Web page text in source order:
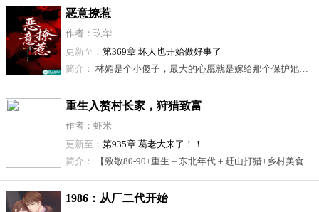
恶意撩惹
作者：玖华
更新至： 第369章 坏人也开始做好事了
简介： 林媚是个小傻子，最大的心愿就是嫁给那个保护她三年的哥哥，后来，小傻子开了智，却是躺在他弟弟的床上……席肆的人生里，哥哥席沉大于一切，只因很小的时候，席沉送给他一颗心脏，此后余生里，哥哥想要的，他都会亲手摘下。 直到大婚，席肆开车撞翻现场，拿着匕首捅进自己心脏，语气苍凉又固执：“命还给你，林媚不行。”*席肆第一次见到林媚，以为她是条死鱼。 后来他明白了，她是天上月，爱的从不是他这种卑劣浑浊的水中泡影。 该死的，一直都是他。
重生入赘村长家，狩猎致富
娶村花
作者：虾米
更新至： 第935章 葛老大来了！！
简介：
【致敬80-90+重生＋东北年代＋赶山打猎+乡村美食＋宠妻+家长里短+单女主+回味童年经典】\n带着上一世的遗憾重生到80年代的陈铭，发现他瘸了一辈子的腿还有的治。 \n愧对的爱人，亲人，还有机会弥补！\n曾经的他，胆小，懒惰，怕事！ \n身为村长家的上门女婿，妻子也是貌美如花，可是他却不懂得珍惜！ \n这一世重生，他主动扛起了猎枪，等于扛起了父亲的责任，丈夫的担当！ \n他穿梭在林海雪原！\n叫熊仓子，抠猪獾子，驱虎杀狼，斗金雕，带着猎狗驰骋山林！ \n冬日打猎，夏挖参，守着大兴安岭山脉的群山资源，他发家致富！ \n把妻子宠上天，让父母享受天伦！\n让老丈人和老丈母娘刮目相看。
1986：从厂二代开始